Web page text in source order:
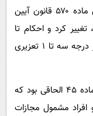
تجدیدنظرخواهی شوند. این موضوع بر اساس ماده ۵۷۰ قانون آیین
۱۳۹۴ اجرایی شد، تغییر کرد و احکام تا
درجه سه تعزیری قابل تجدیدنظرخواهی و از درجه سه تا ۱ تعزیری
ترحمی ادامه می‌دهد: اصلاح دوم مربوط به ماده ۴۵ الحاقی بود که
مشمول مجازات